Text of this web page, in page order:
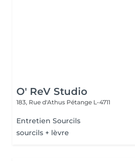
O' ReV Studio
183, Rue d'Athus Pétange L-4711
Entretien Sourcils
sourcils + lèvre